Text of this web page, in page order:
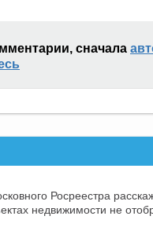
сначала
Росреестра
недвижимости не